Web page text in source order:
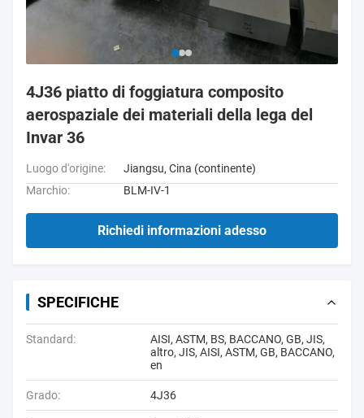
4J36 piatto di foggiatura composito
aerospaziale dei materiali della lega del
Invar 36
Luogo d'origine:
Jiangsu, Cina (continente)
Marchio:
BLM-IV-1
Richiedi informazioni adesso
SPECIFICHE
Standard:
AISI, ASTM, BS, BACCANO, GB, JIS,
altro, JIS, AISI, ASTM, GB, BACCANO,
en
Grado: 4J36